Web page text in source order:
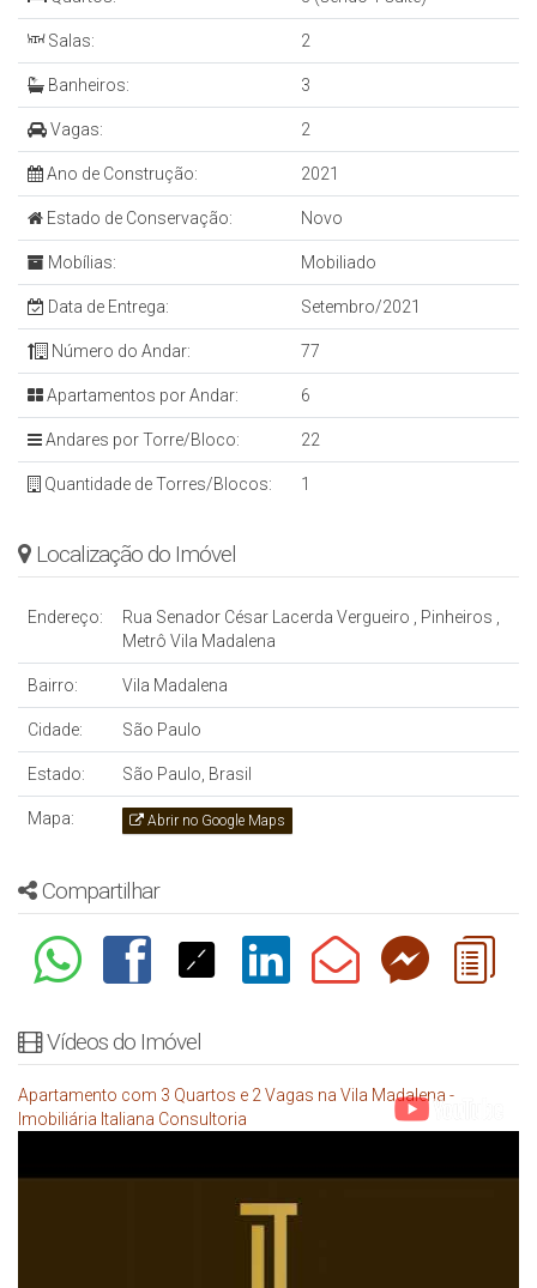
Salas: 2
Banheiros: 3
Vagas: 2
Ano de Construção: 2021
Estado de Conservação: Novo
Mobílias: Mobiliado
Data de Entrega: Setembro/2021
Número do Andar: 77
Apartamentos por Andar: 6
Andares por Torre/Bloco: 22
Quantidade de Torres/Blocos: 1
Localização do Imóvel
Endereço: Rua Senador César Lacerda Vergueiro , Pinheiros ,
Metrô Vila Madalena
Bairro: Vila Madalena
Cidade: São Paulo
Estado: São Paulo, Brasil
Mapa: Abrir no Google Maps
Compartilhar
Vídeos do Imóvel
Apartamento com 3 Quartos e 2 Vagas na Vila Madalena -
Imobiliária Italiana Consultoria